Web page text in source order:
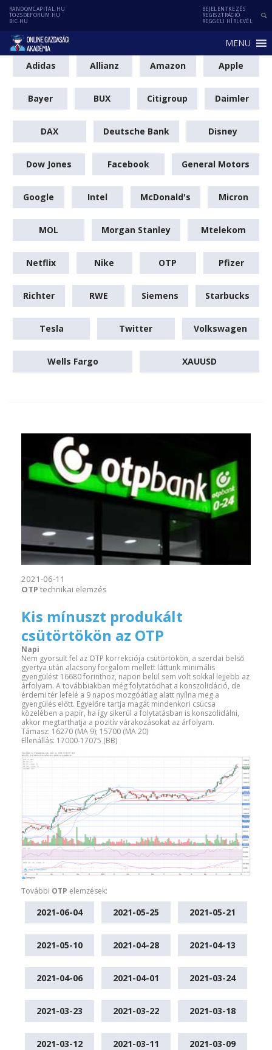
RANDOMCAPITAL.HU
TOZSDEFORUM.HU
BIC.HU
BEJELENTKEZÉS
REGISZTRÁCIÓ
REGGELI HÍRLEVÉL
MENU
Adidas
Allianz Amazon Apple
Bayer BUX Citigroup Daimler
DAX Deutsche Bank Disney
Dow Jones Facebook General Motors
Google Intel McDonald's Micron
MOL Morgan Stanley Mtelekom
Netflix Nike OTP Pfizer
Richter RWE Siemens Starbucks
Tesla Twitter Volkswagen
Wells Fargo XAUUSD
2021-06-11
OTP technikai elemzés
Kis mínuszt produkált
csütörtökön az OTP
Napi
Nem gyorsult fel az OTP korrekciója csütörtökön, a szerdai belső
gyertya után alacsony forgalom mellett láttunk minimális
gyengülést 16680 forinthoz, napon belül sem volt sokkal lejjebb az
árfolyam. A továbbiakban még folytatódhat a konszolidáció, de
érdemi tér lefelé a 9 napos mozgóátlag alatt nyílna meg a
gyengülés előtt. Egyelőre tartja magát mindenkori csúcsa
közelében a papír, ha így sikerül a folytatásban is konszolidálni,
akkor megtarthatja a pozitív várakozásokat az árfolyam.
Támasz: 16270 (MA 9); 15700 (MA 20)
Ellenállás: 17000-17075 (BB)
További OTP elemzések:
2021-06-04 2021-05-25 2021-05-21
2021-05-10 2021-04-28 2021-04-13
2021-04-06 2021-04-01 2021-03-24
2021-03-23 2021-03-22 2021-03-18
2021-03-12 2021-03-11 2021-03-09